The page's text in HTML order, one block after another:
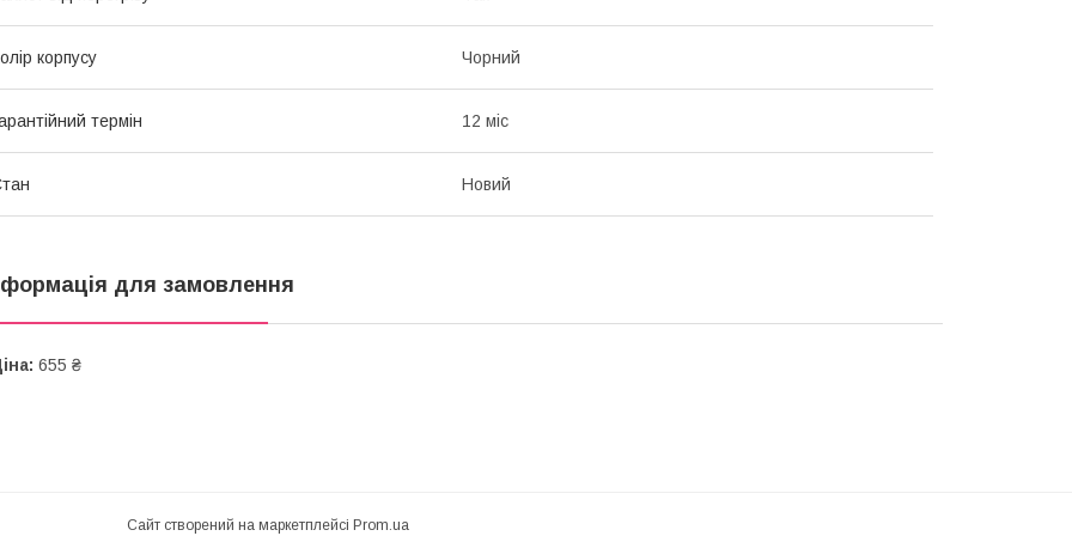
корпусу Чорний
термін 12 міс
Новий
для замовлення
655 ₴
Сайт створений на маркетплейсі Prom.ua